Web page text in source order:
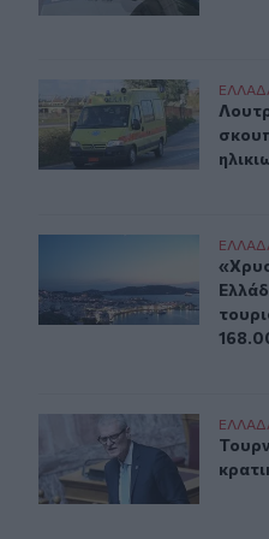
Λουτράκι: Νεκρός δίπλα
«Χρυσές» διακοπές
Τουρνάς: Σε επιφυλακή ο